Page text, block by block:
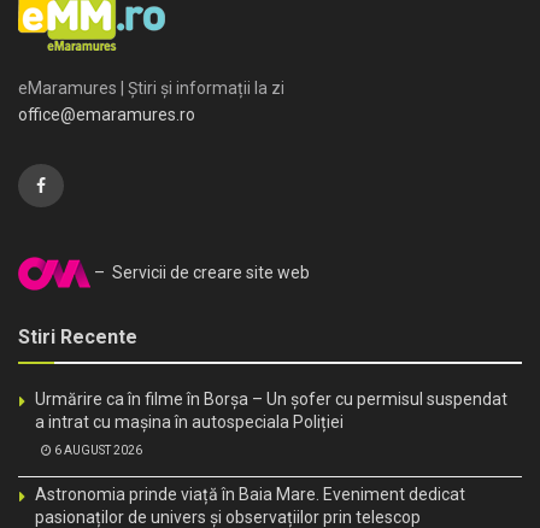
eMaramures | Știri și informații la zi
office@emaramures.ro
– Servicii de creare site web
Stiri Recente
Urmărire ca în filme în Borșa – Un șofer cu permisul suspendat
a intrat cu mașina în autospeciala Poliției
6 AUGUST 2026
Astronomia prinde viață în Baia Mare. Eveniment dedicat
pasionaților de univers și observațiilor prin telescop